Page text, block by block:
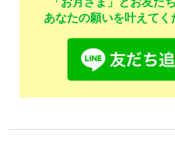
あなたの願いを叶えてく